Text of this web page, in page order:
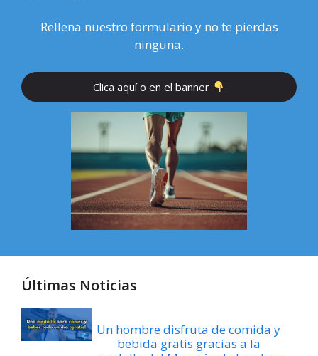
Rellena nuestro formulario y no te pierdas
ninguna.
Clica aquí o en el banner
Últimas Noticias
Un hombre disfruta de comida y
bebida gratis gracias a la